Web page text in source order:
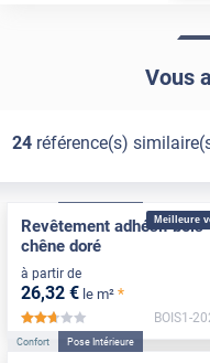
Vous
24référence(s)
Meilleure
Revêtement adhésif bois
chêne doré
à partir de
26,32 € le m² *
*****
BOIS1-
Confort Pose Intérieure